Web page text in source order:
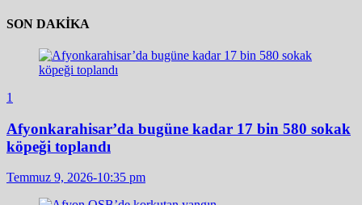
SON DAKİKA
1
Afyonkarahisar’da bugüne kadar 17 bin 580 sokak
köpeği toplandı
Temmuz 9, 2026-10:35 pm